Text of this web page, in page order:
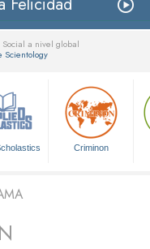
a nivel global
Scientology
Criminon